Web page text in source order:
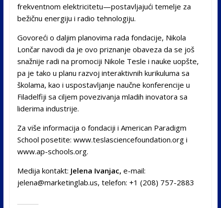
frekventnom elektricitetu—postavljajući temelje za
bežičnu energiju i radio tehnologiju.
Govoreći o daljim planovima rada fondacije, Nikola
Lončar navodi da je ovo priznanje obaveza da se još
snažnije radi na promociji Nikole Tesle i nauke uopšte,
pa je tako u planu razvoj interaktivnih kurikuluma sa
školama, kao i uspostavljanje naučne konferencije u
Filadelfiji sa ciljem povezivanja mladih inovatora sa
liderima industrije.
Za više informacija o fondaciji i American Paradigm
School posetite: www.teslasciencefoundation.org i
www.ap-schools.org.
Medija kontakt: Jelena Ivanjac, e-mail:
jelena@marketinglab.us, telefon: +1 (208) 757-2883